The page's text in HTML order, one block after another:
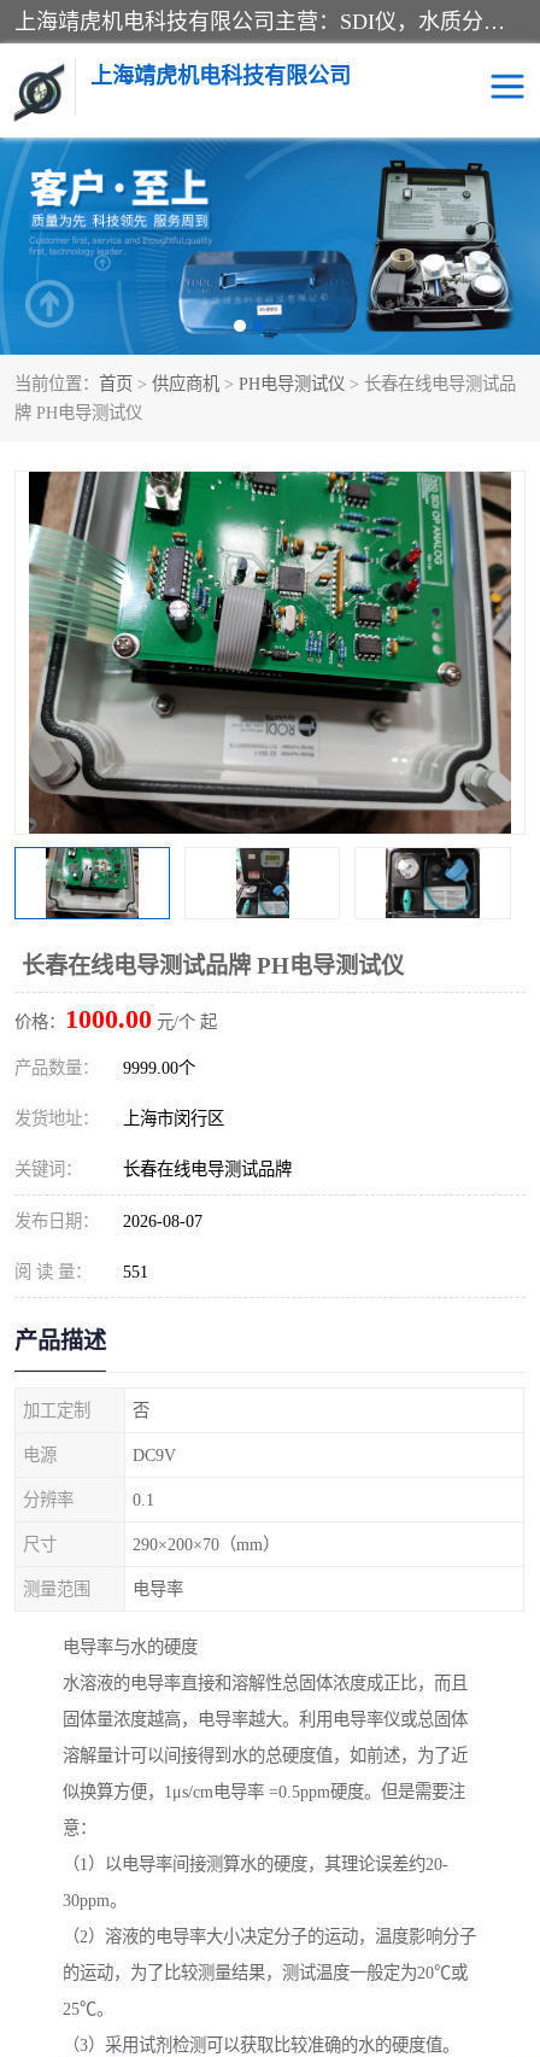
上海靖虎机电科技有限公司主营：SDI仪，水质分析仪，水质检测仪产品；上海靖虎机电科技有限公司在专业制造和研发等方面的强大的平台优势，利用自身在自动化仪表、自控系统及环保监测仪器的专长，以优良的技术，优越的产品质量和良好的服务质量与广大客户真诚合作。
上海靖虎机电科技有限公司
当前位置： 首页 > 供应商机 > PH电导测试仪 > 长春在线电导测试品
牌 PH电导测试仪
长春在线电导测试品牌 PH电导测试仪
价格： 1000.00 元/个 起
产品数量： 9999.00个
发货地址： 上海市闵行区
关键词： 长春在线电导测试品牌
发布日期： 2026-08-07
阅 读 量： 551
产品描述
加工定制 否
电源 DC9V
分辨率 0.1
尺寸 290×200×70（mm）
测量范围 电导率
电导率与水的硬度
水溶液的电导率直接和溶解性总固体浓度成正比，而且
固体量浓度越高，电导率越大。利用电导率仪或总固体
溶解量计可以间接得到水的总硬度值，如前述，为了近
似换算方便，1μs/cm电导率 =0.5ppm硬度。但是需要注
意：
（1）以电导率间接测算水的硬度，其理论误差约20-
30ppm。
（2）溶液的电导率大小决定分子的运动，温度影响分子
的运动，为了比较测量结果，测试温度一般定为20℃或
25℃。
（3）采用试剂检测可以获取比较准确的水的硬度值。
SDI仪 过滤膜过滤纸
PH电导测试笔 水质分析仪
水质检测仪 电导测试笔
PH电导测试仪